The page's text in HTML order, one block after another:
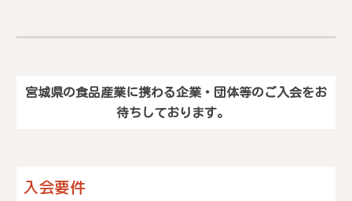
宮城県の食品産業に携わる企業・団体等のご入会をお
待ちしております。
入会要件